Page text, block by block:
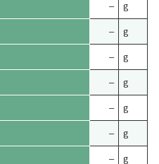
– g
– g
– g
– g
– g
– g
– g